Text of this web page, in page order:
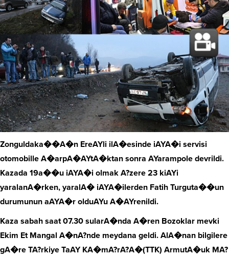
Zonguldaka��A�n EreAYli ilA�esinde iAYA�i servisi
otomobille A�arpA�AYtA�ktan sonra AYarampole devrildi.
Kazada 19a��u iAYA�i olmak A?zere 23 kiAYi
yaralanA�rken, yaralA� iAYA�ilerden Fatih Turguta��un
durumunun aAYA�r olduAYu A�AYrenildi.
Kaza sabah saat 07.30 sularA�nda A�ren Bozoklar mevki
Ekim Et Mangal A�nA?nde meydana geldi. AlA�nan bilgilere
gA�re TA?rkiye TaAY KA�mA?rA?A�(TTK) ArmutA�uk MA?